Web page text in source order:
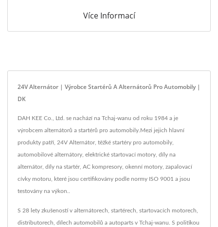
Více Informací
24V Alternátor | Výrobce Startérů A Alternátorů Pro Automobily |
DK
DAH KEE Co., Ltd. se nachází na Tchaj-wanu od roku 1984 a je
výrobcem alternátorů a startérů pro automobily.Mezi jejich hlavní
produkty patří, 24V Alternátor, těžké startéry pro automobily,
automobilové alternátory, elektrické startovací motory, díly na
alternátor, díly na startér, AC kompresory, okenní motory, zapalovací
cívky motoru, které jsou certifikovány podle normy ISO 9001 a jsou
testovány na výkon..
S 28 lety zkušeností v alternátorech, startérech, startovacích motorech,
distributorech, dílech automobilů a autoparts v Tchaj-wanu. S politikou